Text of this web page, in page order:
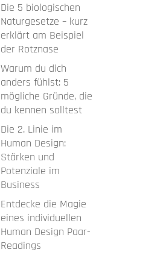
Die 5 biologischen
Naturgesetze – kurz
erklärt am Beispiel
der Rotznase
Warum du dich
anders fühlst: 5
mögliche Gründe, die
du kennen solltest
Die 2. Linie im
Human Design:
Stärken und
Potenziale im
Business
Entdecke die Magie
eines individuellen
Human Design Paar-
Readings